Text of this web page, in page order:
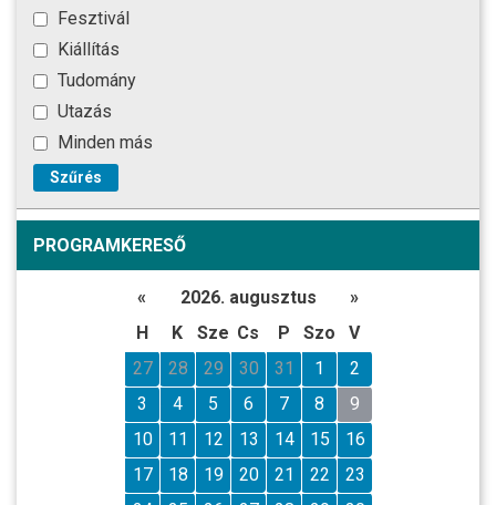
Fesztivál
Kiállítás
Tudomány
Utazás
Minden más
Szűrés
PROGRAMKERESŐ
« 2026. augusztus
»
H
K Sze Cs P Szo
V
27
28 29 30 31 1
2
3
4 5 6 7 8
9
10
11 12 13 14 15
16
17
18 19 20 21 22
23